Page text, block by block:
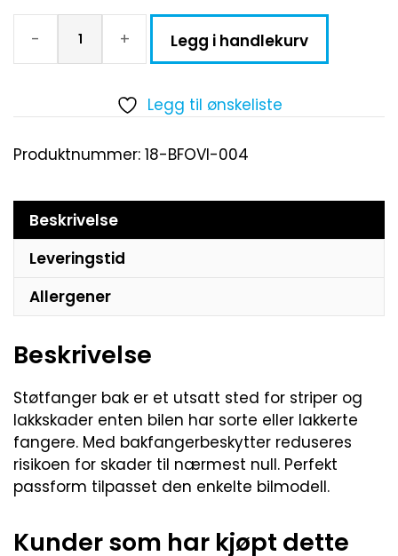
- + Legg i handlekurv
Legg til ønskeliste
Produktnummer: 18-BFOVI-004
Beskrivelse
Leveringstid
Allergener
Beskrivelse
Støtfanger bak er et utsatt sted for striper og
lakkskader enten bilen har sorte eller lakkerte
fangere. Med bakfangerbeskytter reduseres
risikoen for skader til nærmest null. Perfekt
passform tilpasset den enkelte bilmodell.
Kunder som har kjøpt dette